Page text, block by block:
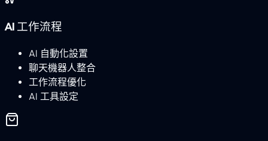
AI 工作流程
AI 自動化設置
聊天機器人整合
工作流程優化
AI 工具設定